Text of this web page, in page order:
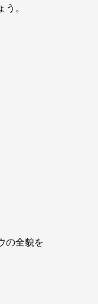
。
の全貌を